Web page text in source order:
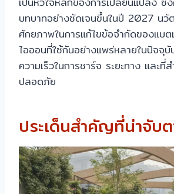
บทบาทอย่างชัดเจนขึ้นในปี 2027 นวั
ศักยภาพในการแก้ไขข้อจำกัดของแบต
ไอออนที่ใช้กันอย่างแพร่หลายในปัจจุ
ความเร็วในการชาร์จ ระยะทาง และ
ปลอดภัย
ประเด็นสำคัญที่น่าจับ